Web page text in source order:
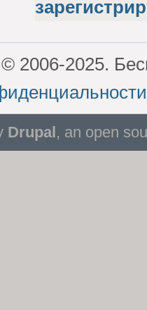
© 2006-2025.
Drupal, an open